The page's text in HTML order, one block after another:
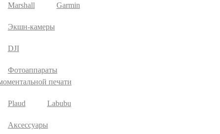
Marshall Garmin
Экшн-камеры
DJI
Фотоаппараты
печати
Plaud Labubu
Аксессуары